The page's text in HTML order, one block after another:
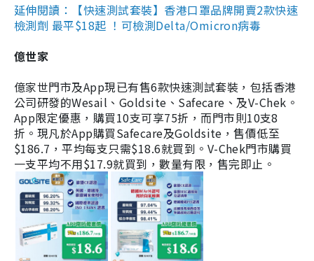
延伸閱讀：【快速測試套裝】香港口罩品牌開賣2款快速
檢測劑 最平$18起 ！可檢測Delta/Omicron病毒
億世家
億家世門市及App現已有售6款快速測試套裝，包括香港
公司研發的Wesail、Goldsite、Safecare、及V-Chek。
App限定優惠，購買10支可享75折，而門市則10支8
折。現凡於App購買Safecare及Goldsite，售價低至
$186.7，平均每支只需$18.6就買到。V-Chek門市購買
一支平均不用$17.9就買到，數量有限，售完即止。